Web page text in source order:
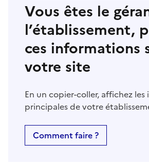
Vous êtes le
l’établissement,
ces informations
votre site
En un copier-coller, affichez
principales de votre
Comment faire ?